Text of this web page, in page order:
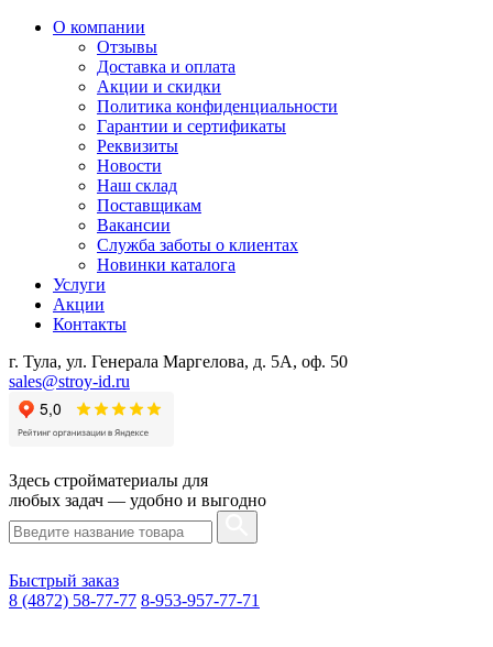
О компании
Отзывы
Доставка и оплата
Акции и скидки
Политика конфиденциальности
Гарантии и сертификаты
Реквизиты
Новости
Наш склад
Поставщикам
Вакансии
Служба заботы о клиентах
Новинки каталога
Услуги
Акции
Контакты
г. Тула, ул. Генерала Маргелова, д. 5А, оф. 50
sales@stroy-id.ru
Здесь стройматериалы для
любых задач — удобно и выгодно
Быстрый заказ
8 (4872) 58-77-77 8-953-957-77-71